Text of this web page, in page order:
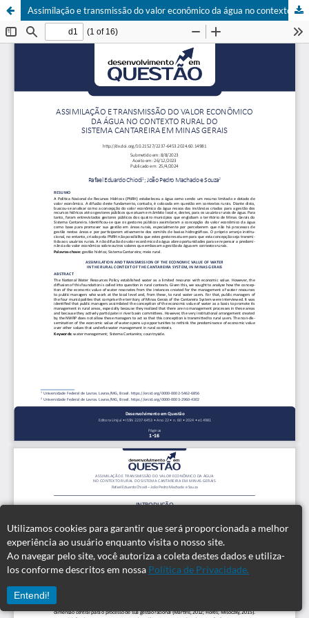
Utilizamos cookies para garantir que será proporcionada a melhor
experiência ao usuário enquanto visita o nosso site.
Ao navegar pelo site, você autoriza a coleta destes dados e utiliza-
los conforme descritos em nossa Política de Privacidade.
Entendi!
Assimilação e transmissão do valor econômico da água no contexto rural do Sistema Cantareira, em Minas Gerais